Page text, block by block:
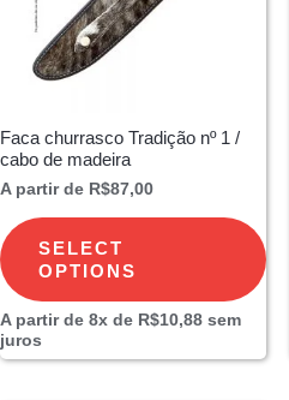
Faca churrasco Tradição nº 1 /
cabo de madeira
A partir de R$87,00
SELECT
OPTIONS
A partir de 8x de R$10,88 sem
juros